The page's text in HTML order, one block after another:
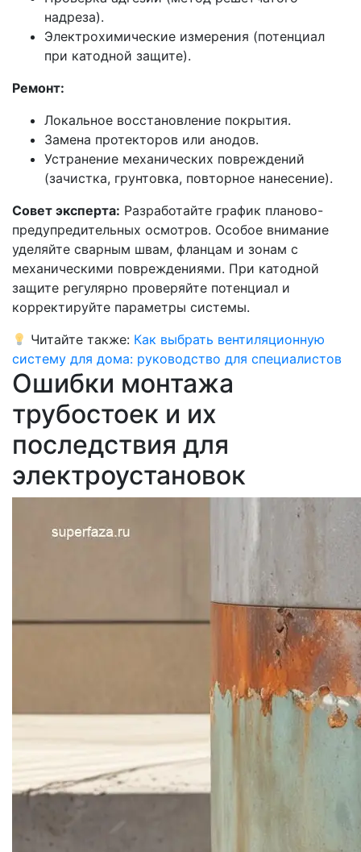
надреза).
Электрохимические измерения (потенциал
при катодной защите).
Ремонт:
Локальное восстановление покрытия.
Замена протекторов или анодов.
Устранение механических повреждений
(зачистка, грунтовка, повторное нанесение).
Совет эксперта: Разработайте график планово-
предупредительных осмотров. Особое внимание
уделяйте сварным швам, фланцам и зонам с
механическими повреждениями. При катодной
защите регулярно проверяйте потенциал и
корректируйте параметры системы.
Читайте также: Как выбрать вентиляционную
систему для дома: руководство для специалистов
Ошибки монтажа
трубостоек и их
последствия для
электроустановок